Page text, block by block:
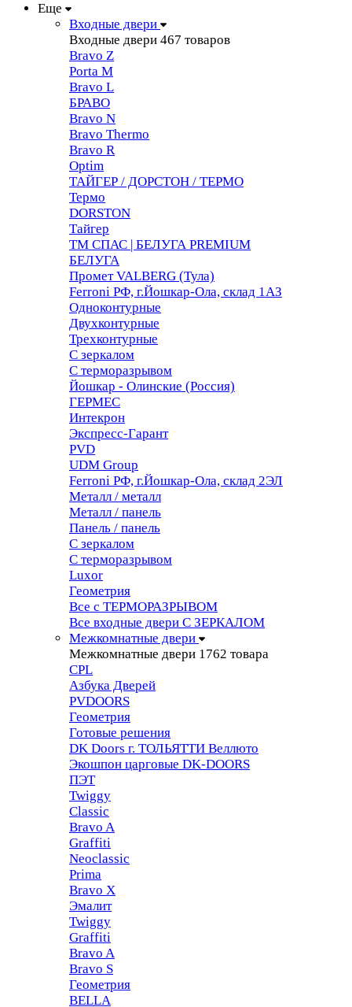
Еще
Входные двери
Входные двери 467 товаров
Bravo Z
Porta М
Bravo L
БРАВО
Bravo N
Bravo Thermo
Bravo R
Optim
ТАЙГЕР / ДОРСТОН / ТЕРМО
Термо
DORSTON
Тайгер
ТМ СПАС | БЕЛУГА PREMIUM
БЕЛУГА
Промет VALBERG (Тула)
Ferroni РФ, г.Йошкар-Ола, склад 1АЗ
Одноконтурные
Двухконтурные
Трехконтурные
С зеркалом
С терморазрывом
Йошкар - Олинские (Россия)
ГЕРМЕС
Интекрон
Экспресс-Гарант
PVD
UDM Group
Ferroni РФ, г.Йошкар-Ола, склад 2ЭЛ
Металл / металл
Металл / панель
Панель / панель
С зеркалом
С терморазрывом
Luxor
Геометрия
Все с ТЕРМОРАЗРЫВОМ
Все входные двери С ЗЕРКАЛОМ
Межкомнатные двери
Межкомнатные двери 1762 товара
CPL
Азбука Дверей
PVDOORS
Геометрия
Готовые решения
DK Doors г. ТОЛЬЯТТИ Веллюто
Экошпон царговые DK-DOORS
ПЭТ
Twiggy
Classic
Bravo A
Graffiti
Neoclassic
Prima
Bravo X
Эмалит
Twiggy
Graffiti
Bravo A
Bravo S
Геометрия
BELLA